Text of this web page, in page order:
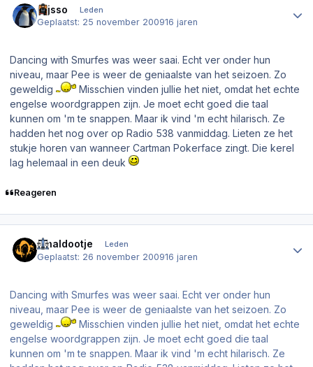
Gijsso Leden
Geplaatst: 25 november 200916 jaren
Dancing with Smurfes was weer saai. Echt ver onder hun
niveau, maar Pee is weer de geniaalste van het seizoen. Zo
geweldig
Misschien vinden jullie het niet, omdat het echte
engelse woordgrappen zijn. Je moet echt goed die taal
kunnen om 'm te snappen. Maar ik vind 'm echt hilarisch. Ze
hadden het nog over op Radio 538 vanmiddag. Lieten ze het
stukje horen van wanneer Cartman Pokerface zingt. Die kerel
lag helemaal in een deuk
Reageren
Rinaldootje Leden
Geplaatst: 26 november 200916 jaren
Dancing with Smurfes was weer saai. Echt ver onder hun
niveau, maar Pee is weer de geniaalste van het seizoen. Zo
geweldig
Misschien vinden jullie het niet, omdat het echte
engelse woordgrappen zijn. Je moet echt goed die taal
kunnen om 'm te snappen. Maar ik vind 'm echt hilarisch. Ze